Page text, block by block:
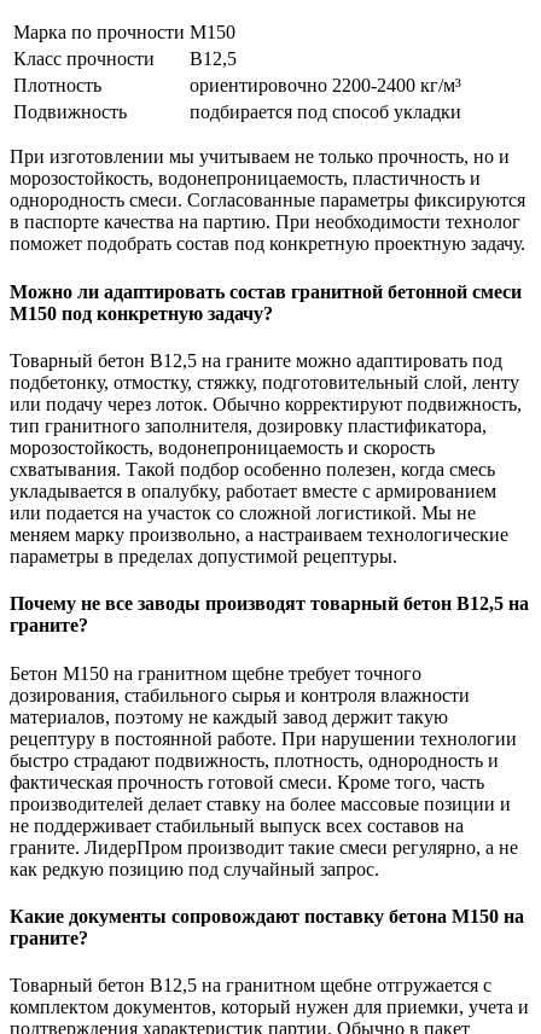
Марка по прочности М150
Класс прочности
В12,5
Плотность
ориентировочно 2200-2400 кг/м³
Подвижность
подбирается под способ укладки
При изготовлении мы учитываем не только прочность, но и
морозостойкость, водонепроницаемость, пластичность и
однородность смеси. Согласованные параметры фиксируются
в паспорте качества на партию. При необходимости технолог
поможет подобрать состав под конкретную проектную задачу.
Можно ли адаптировать состав гранитной бетонной смеси
М150 под конкретную задачу?
Товарный бетон В12,5 на граните можно адаптировать под
подбетонку, отмостку, стяжку, подготовительный слой, ленту
или подачу через лоток. Обычно корректируют подвижность,
тип гранитного заполнителя, дозировку пластификатора,
морозостойкость, водонепроницаемость и скорость
схватывания. Такой подбор особенно полезен, когда смесь
укладывается в опалубку, работает вместе с армированием
или подается на участок со сложной логистикой. Мы не
меняем марку произвольно, а настраиваем технологические
параметры в пределах допустимой рецептуры.
Почему не все заводы производят товарный бетон В12,5 на
граните?
Бетон М150 на гранитном щебне требует точного
дозирования, стабильного сырья и контроля влажности
материалов, поэтому не каждый завод держит такую
рецептуру в постоянной работе. При нарушении технологии
быстро страдают подвижность, плотность, однородность и
фактическая прочность готовой смеси. Кроме того, часть
производителей делает ставку на более массовые позиции и
не поддерживает стабильный выпуск всех составов на
граните. ЛидерПром производит такие смеси регулярно, а не
как редкую позицию под случайный запрос.
Какие документы сопровождают поставку бетона М150 на
граните?
Товарный бетон В12,5 на гранитном щебне отгружается с
комплектом документов, который нужен для приемки, учета и
подтверждения характеристик партии. Обычно в пакет